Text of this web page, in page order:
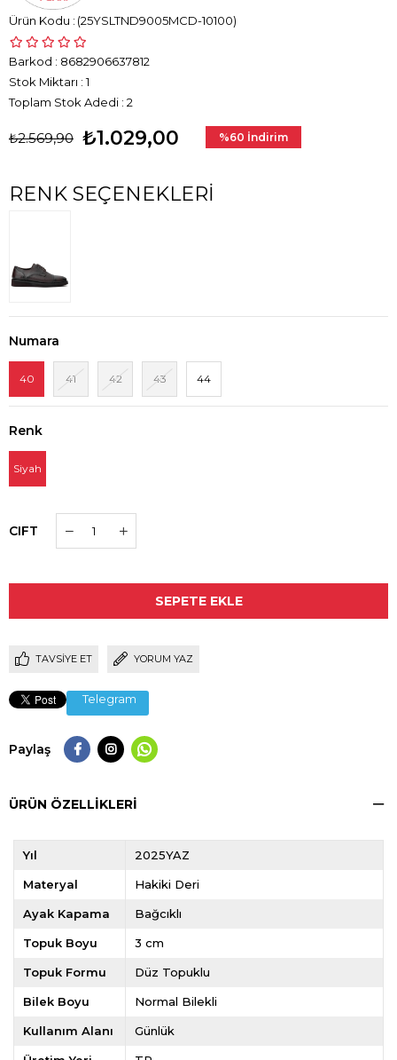
(25YSLTND9005MCD-10100)
Barkod : 8682906637812
Stok Miktarı : 1
Toplam Stok Adedi : 2
₺2.569,90 ₺1.029,00 %60 İndirim
RENK SEÇENEKLERI
Numara
40 41 42 43 44
Renk
Siyah
CIFT
TAVSIYE ET YORUM YAZ
Telegram
Paylaş
ÜRÜN ÖZELLIKLERI
Yıl 2025YAZ
Materyal Hakiki Deri
Ayak Kapama Bağcıklı
Topuk Boyu 3 cm
Topuk Formu Düz Topuklu
Bilek Boyu Normal Bilekli
Kullanım Alanı Günlük